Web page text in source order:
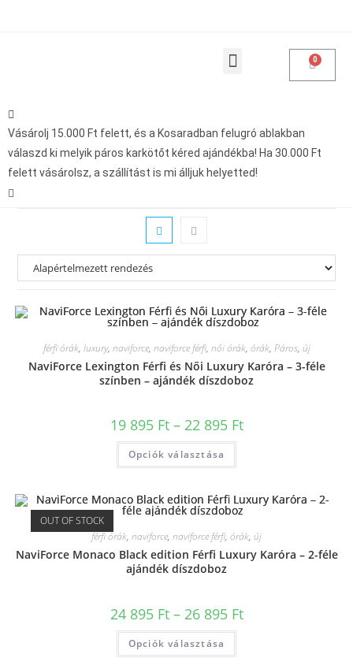
Vásárolj 15.000 Ft felett, és a Kosaradban felugró ablakban
válaszd ki melyik páros karkötőt kéred ajándékba! Ha 30.000 Ft
felett vásárolsz, a szállítást is mi álljuk helyetted!
férfi órák, luxury, naviforce, naviforce férfi, női órák, órák, Páros, új
NaviForce Lexington Férfi és Női Luxury Karóra – 3-féle
színben – ajándék díszdoboz
19 895 Ft– 22 895 Ft
Opciók választása
OUT OF STOCK
férfi órák, naviforce, naviforce férfi, órák, új
NaviForce Monaco Black edition Férfi Luxury Karóra – 2-féle
ajándék díszdoboz
24 895 Ft– 26 895 Ft
Opciók választása